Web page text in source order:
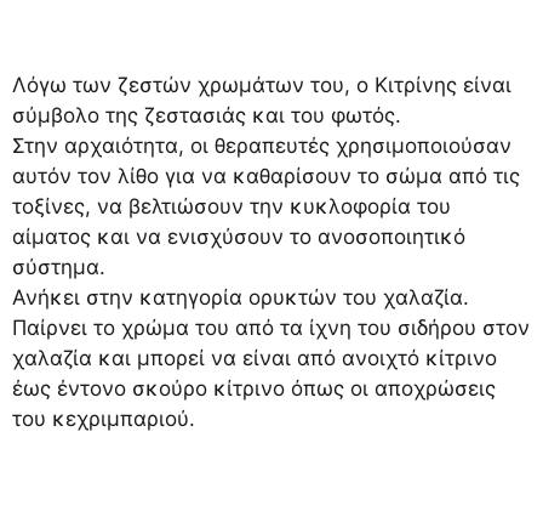
Λόγω των ζεστών χρωμάτων του, ο Κιτρίνης είναι
σύμβολο της ζεστασιάς και του φωτός.
Στην αρχαιότητα, οι θεραπευτές χρησιμοποιούσαν
αυτόν τον λίθο για να καθαρίσουν το σώμα από τις
τοξίνες, να βελτιώσουν την κυκλοφορία του
αίματος και να ενισχύσουν το ανοσοποιητικό
σύστημα.
Ανήκει στην κατηγορία ορυκτών του χαλαζία.
Παίρνει το χρώμα του από τα ίχνη του σιδήρου στον
χαλαζία και μπορεί να είναι από ανοιχτό κίτρινο
έως έντονο σκούρο κίτρινο όπως οι αποχρώσεις
του κεχριμπαριού.